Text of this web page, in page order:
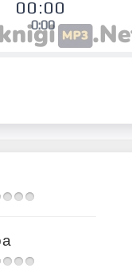
00:00
0:00